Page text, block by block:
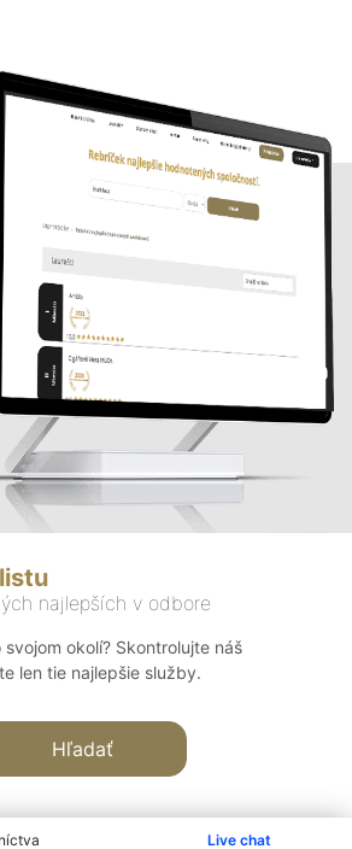
Live chat
najlepších v odbore
okolí? Skontrolujte náš
len tie najlepšie služby.
Hľadať